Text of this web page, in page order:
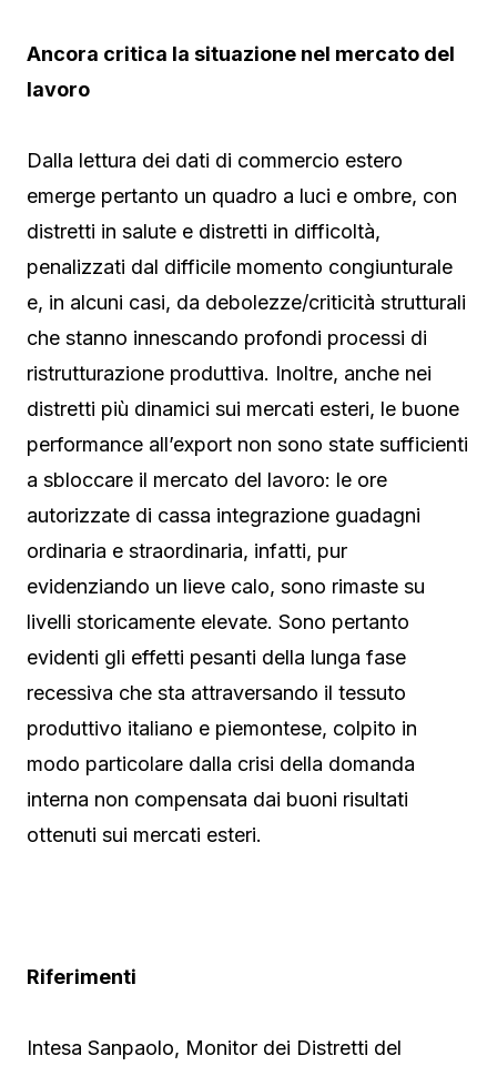
Ancora critica la situazione nel mercato del
lavoro
Dalla lettura dei dati di commercio estero
emerge pertanto un quadro a luci e ombre, con
distretti in salute e distretti in difficoltà,
penalizzati dal difficile momento congiunturale
e, in alcuni casi, da debolezze/criticità strutturali
che stanno innescando profondi processi di
ristrutturazione produttiva. Inoltre, anche nei
distretti più dinamici sui mercati esteri, le buone
performance all’export non sono state sufficienti
a sbloccare il mercato del lavoro: le ore
autorizzate di cassa integrazione guadagni
ordinaria e straordinaria, infatti, pur
evidenziando un lieve calo, sono rimaste su
livelli storicamente elevate. Sono pertanto
evidenti gli effetti pesanti della lunga fase
recessiva che sta attraversando il tessuto
produttivo italiano e piemontese, colpito in
modo particolare dalla crisi della domanda
interna non compensata dai buoni risultati
ottenuti sui mercati esteri.
Riferimenti
Intesa Sanpaolo, Monitor dei Distretti del